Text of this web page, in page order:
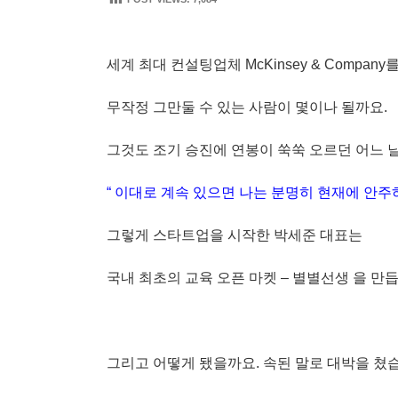
세계 최대 컨설팅업체 McKinsey & Company를
무작정 그만둘 수 있는 사람이 몇이나 될까요.
그것도 조기 승진에 연봉이 쑥쑥 오르던 어느
“ 이대로 계속 있으면 나는 분명히 현재에 안주
그렇게 스타트업을 시작한 박세준 대표는
국내 최초의 교육 오픈 마켓 – 별별선생 을 만
그리고 어떻게 됐을까요. 속된 말로 대박을 쳤